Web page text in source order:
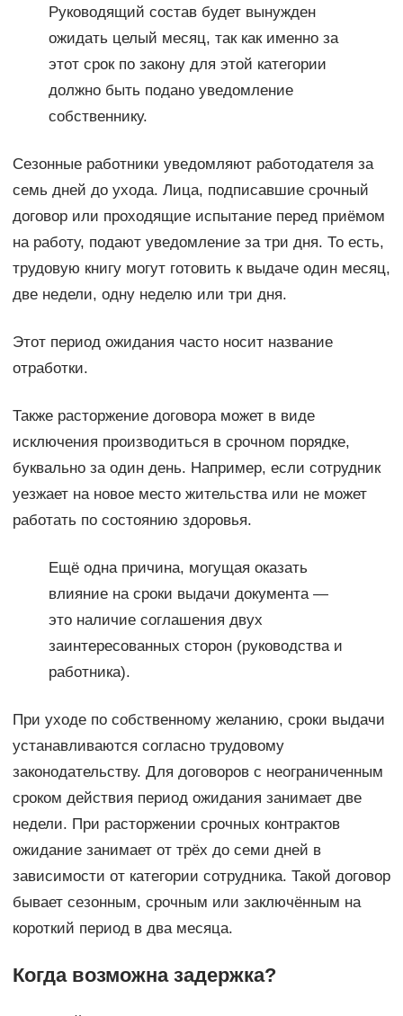
Руководящий состав будет вынужден
ожидать целый месяц, так как именно за
этот срок по закону для этой категории
должно быть подано уведомление
собственнику.
Сезонные работники уведомляют работодателя за
семь дней до ухода. Лица, подписавшие срочный
договор или проходящие испытание перед приёмом
на работу, подают уведомление за три дня. То есть,
трудовую книгу могут готовить к выдаче один месяц,
две недели, одну неделю или три дня.
Этот период ожидания часто носит название
отработки.
Также расторжение договора может в виде
исключения производиться в срочном порядке,
буквально за один день. Например, если сотрудник
уезжает на новое место жительства или не может
работать по состоянию здоровья.
Ещё одна причина, могущая оказать
влияние на сроки выдачи документа —
это наличие соглашения двух
заинтересованных сторон (руководства и
работника).
При уходе по собственному желанию, сроки выдачи
устанавливаются согласно трудовому
законодательству. Для договоров с неограниченным
сроком действия период ожидания занимает две
недели. При расторжении срочных контрактов
ожидание занимает от трёх до семи дней в
зависимости от категории сотрудника. Такой договор
бывает сезонным, срочным или заключённым на
короткий период в два месяца.
Когда возможна задержка?